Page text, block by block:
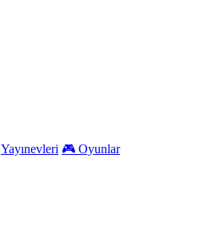
Yayınevleri 🎮 Oyunlar